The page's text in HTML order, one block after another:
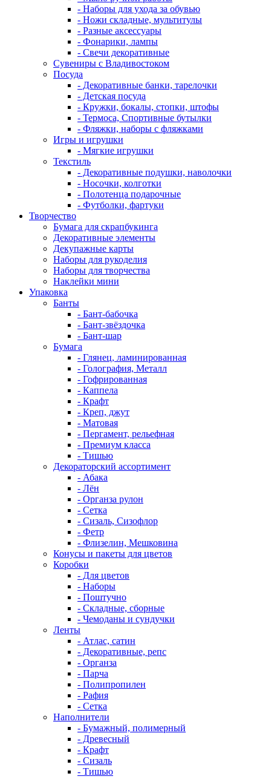
- Наборы для ухода за обувью
- Ножи складные, мультитулы
- Разные аксессуары
- Фонарики, лампы
- Свечи декоративные
Сувениры с Владивостоком
Посуда
- Декоративные банки, тарелочки
- Детская посуда
- Кружки, бокалы, стопки, штофы
- Термоса, Спортивные бутылки
- Фляжки, наборы с фляжками
Игры и игрушки
- Мягкие игрушки
Текстиль
- Декоративные подушки, наволочки
- Носочки, колготки
- Полотенца подарочные
- Футболки, фартуки
Творчество
Бумага для скрапбукинга
Декоративные элементы
Декупажные карты
Наборы для рукоделия
Наборы для творчества
Наклейки мини
Упаковка
Банты
- Бант-бабочка
- Бант-звёздочка
- Бант-шар
Бумага
- Глянец, ламинированная
- Голография, Металл
- Гофрированная
- Каппела
- Крафт
- Креп, джут
- Матовая
- Пергамент, рельефная
- Премиум класса
- Тишью
Декораторский ассортимент
- Абака
- Лён
- Органза рулон
- Сетка
- Сизаль, Сизофлор
- Фетр
- Флизелин, Мешковина
Конусы и пакеты для цветов
Коробки
- Для цветов
- Наборы
- Поштучно
- Складные, сборные
- Чемоданы и сундучки
Ленты
- Атлас, сатин
- Декоративные, репс
- Органза
- Парча
- Полипропилен
- Рафия
- Сетка
Наполнители
- Бумажный, полимерный
- Древесный
- Крафт
- Сизаль
- Тишью